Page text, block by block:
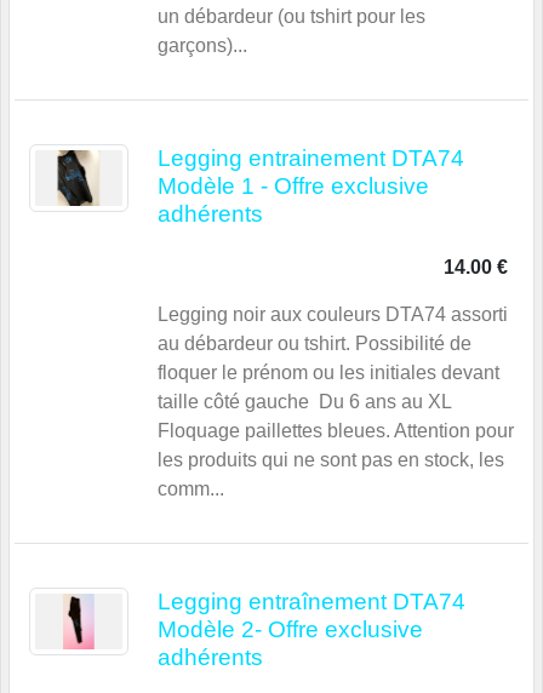
un débardeur (ou tshirt pour les
garçons)...
Legging entrainement DTA74
Modèle 1 - Offre exclusive
adhérents
14.00 €
Legging noir aux couleurs DTA74 assorti
au débardeur ou tshirt. Possibilité de
floquer le prénom ou les initiales devant
taille côté gauche Du 6 ans au XL
Floquage paillettes bleues. Attention pour
les produits qui ne sont pas en stock, les
comm...
Legging entraînement DTA74
Modèle 2- Offre exclusive
adhérents